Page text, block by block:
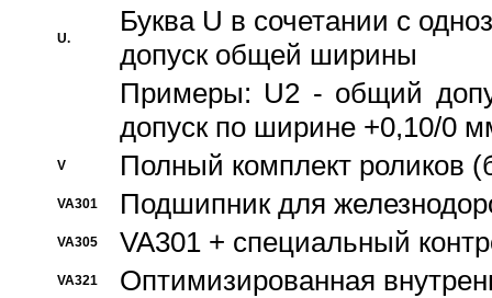
U.
Буква U в сочетании с
допуск общей ширины
Примеры: U2 - общий
допуск по ширине +0,10/0
V Полный комплект роликов
VA301 Подшипник для
VA305 VA301 + специальный
VA321 Оптимизированная